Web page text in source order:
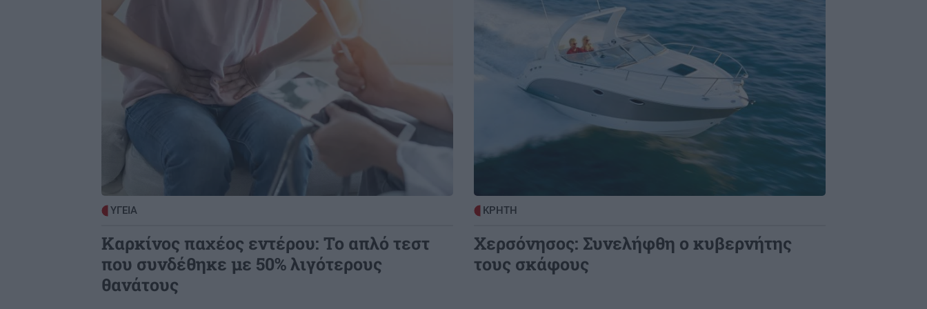
ΥΓΕΙΑ
Καρκίνος παχέος εντέρου: Το απλό τεστ
που συνδέθηκε με 50% λιγότερους
θανάτους
ΚΡΗΤΗ
Χερσόνησος: Συνελήφθη ο κυβερνήτης
τους σκάφους